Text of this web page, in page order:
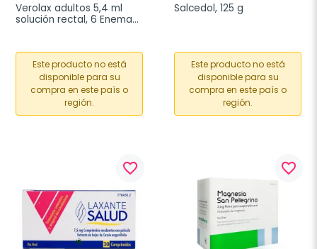
Verolax adultos 5,4 ml
solución rectal, 6 Enemas
Este producto no está
disponible para su
compra en este país o
región.
Salcedol, 125 g
Este producto no está
disponible para su
compra en este país o
región.
favorite_border favorite_border